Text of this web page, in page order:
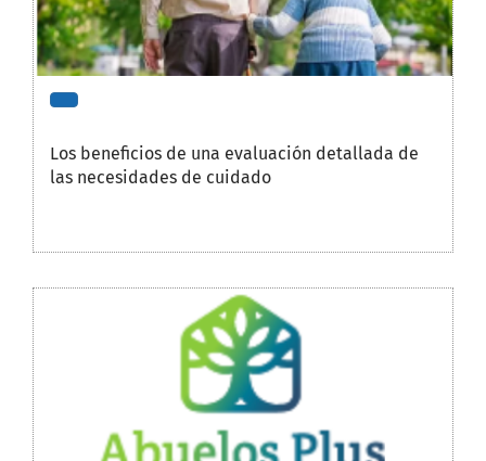
Los beneficios de una evaluación detallada de
las necesidades de cuidado